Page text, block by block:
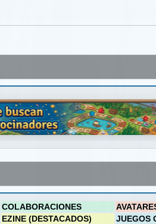
COLABORACIONES
EZINE (DESTACADOS) JUEGOS